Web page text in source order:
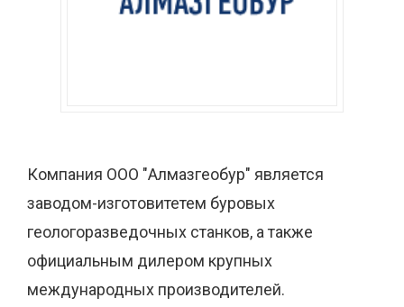
Компания ООО "Алмазгеобур" является
заводом-изготовитетем буровых
геологоразведочных станков, а также
официальным дилером крупных
международных производителей.